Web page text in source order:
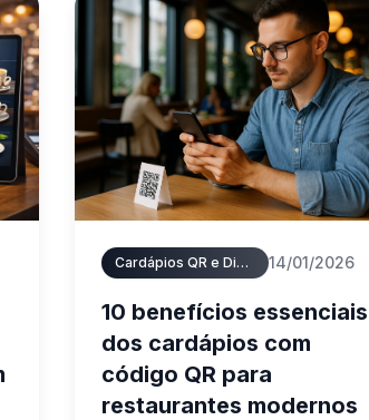
Cardápios QR e Digitais 14/01/2026
10 benefícios essenciais
dos cardápios com
código QR para
restaurantes modernos